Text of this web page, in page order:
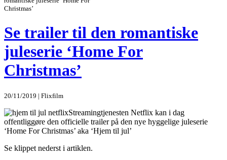
Christmas’
Se trailer til den romantiske
juleserie ‘Home For
Christmas’
20/11/2019 | Flixfilm
Streamingtjenesten Netflix kan i dag
offentliggøre den officielle trailer på den nye hyggelige juleserie
‘Home For Christmas’ aka ‘Hjem til jul’
Se klippet nederst i artiklen.